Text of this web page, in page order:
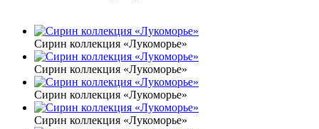
Сирин коллекция «Лукоморье»
Сирин коллекция «Лукоморье»
Сирин коллекция «Лукоморье»
Сирин коллекция «Лукоморье»